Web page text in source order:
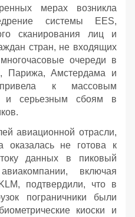
мерах возникла
системы EES,
сканирования лиц и
стран, не входящих
очереди в
Парижа, Амстердама и
к массовым
и серьезным сбоям в
авиационной отрасли,
оказалась не готова к
данных в пиковый
включая
подтвердили, что в
пограничники были
киоски и